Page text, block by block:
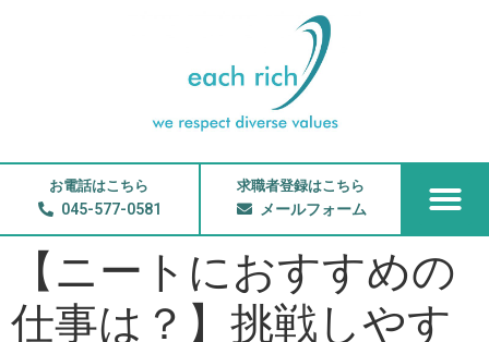
お電話はこちら
045-577-0581
求職者登録はこちら
メールフォーム
【ニートにおすすめの
仕事は？】挑戦しやす